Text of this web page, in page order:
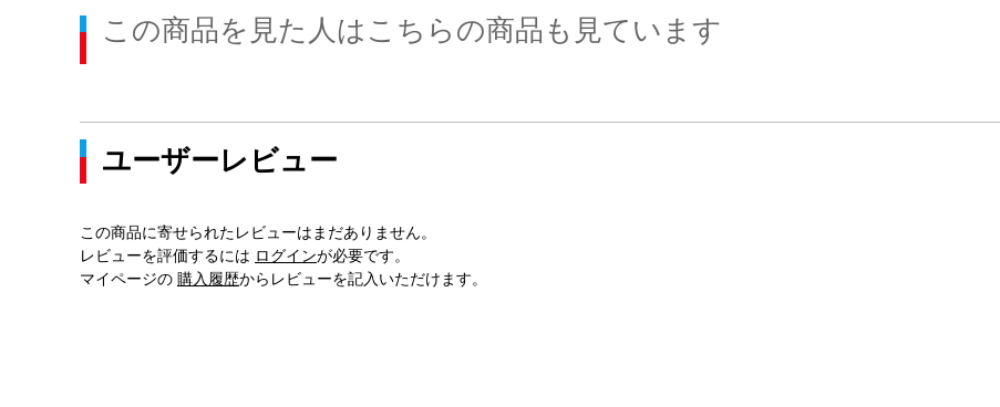
この商品を見た人はこちらの商品も見ています
ユーザーレビュー
この商品に寄せられたレビューはまだありません。
レビューを評価するには ログインが必要です。
マイページの 購入履歴からレビューを記入いただけます。